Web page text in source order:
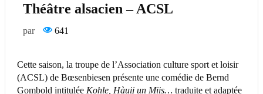
Théâtre alsacien – ACSL
par 641
Cette saison, la troupe de l’Association culture sport et loisir
(ACSL) de Bœsenbiesen présente une comédie de Bernd
Gombold intitulée Kohle, Hàuij un Miis… traduite et adaptée